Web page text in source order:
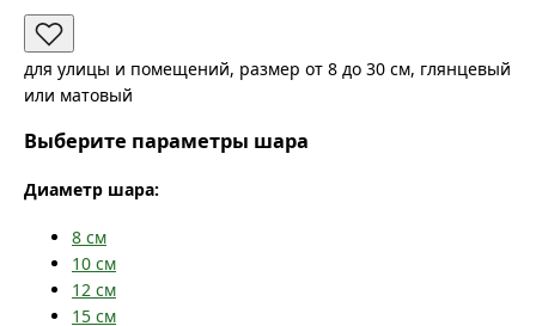
для улицы и помещений, размер от 8 до 30 см, глянцевый
или матовый
Выберите параметры шара
Диаметр шара:
8 см
10 см
12 см
15 см